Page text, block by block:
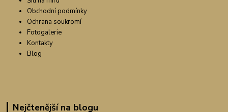
Obchodní podmínky
Ochrana soukromí
Fotogalerie
Kontakty
Blog
Nejčtenější na blogu